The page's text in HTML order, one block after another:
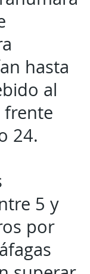
hasta
al
frente
24.
5 y
por